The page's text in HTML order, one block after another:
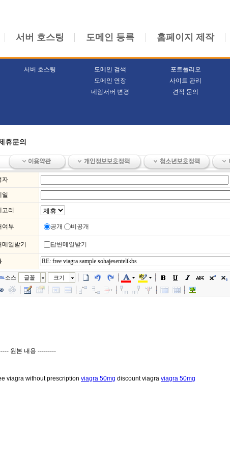
서버 호스팅 도메인 등록 홈페이지 제작
서버 호스팅
도메인 검색
도메인 연장
네임서버 변경
포트폴리오
사이트 관리
견적 문의
휴문의
자
일
리
여부 공개 비공개
메일받기 답변메일받기
소스 글꼴 크기